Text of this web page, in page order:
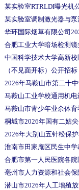
某实验室RTRLDI曝光机
某实验室调制激光器与
华环国际烟草有限公司
合肥工业大学暗场检测
中国科学技术大学高新
（不见面开标）公开招
2026年马鞍山市第二十
马鞍山工业学校通用机
马鞍山市青少年业余体
桐城市2026年国有二姑
2026年大别山五针松保
淮南市田家庵区民生中
合肥市第一人民医院各
亳州市人力资源和社会
潜山市2026年人工增殖